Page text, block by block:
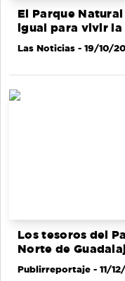
El Parque
igual para vivir
Las Noticias - 19/10/
Los tesoros del
Norte de
Publirreportaje - 11/